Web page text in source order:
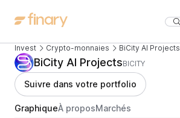
Invest Crypto-monnaies BiCity AI Projects
BiCity AI ProjectsBICITY
Suivre dans votre portfolio
GraphiqueÀ proposMarchés